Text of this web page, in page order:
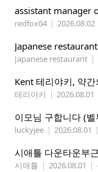
assistant manager
redfox04 | 2026.08.02
Japanese restaurant
Japanese restaurant |
Kent 테리야키, 약
테리야키 | 2026.08.01
이모님 구합니다 (
luckyjee | 2026.08.01 |
시애틀 다운타운부
시애틀 | 2026.08.01 |